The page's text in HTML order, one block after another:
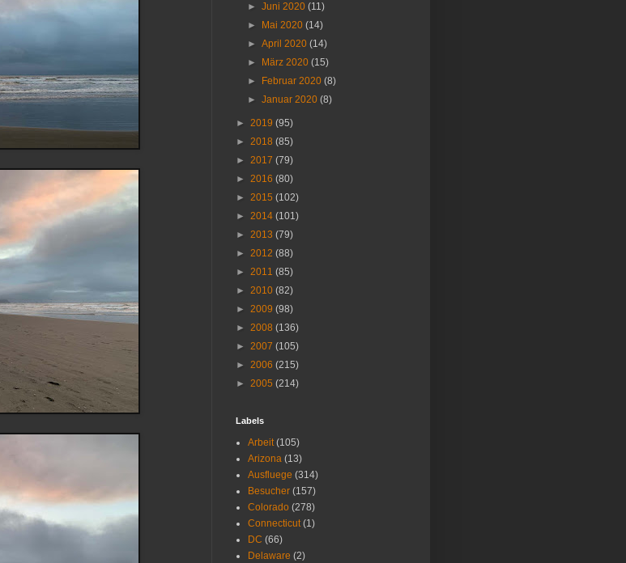
►Juni 2020(11)
►
Mai 2020(14)
►April 2020(14)
►
März 2020(15)
►
Februar 2020(8)
►Januar 2020(8)
► 2019 (95)
► 2018 (85)
► 2017 (79)
► 2016 (80)
► 2015 (102)
► 2014 (101)
► 2013 (79)
► 2012 (88)
► 2011 (85)
► 2010 (82)
► 2009 (98)
► 2008 (136)
► 2007 (105)
► 2006 (215)
► 2005 (214)
Labels
Arbeit (105)
Arizona (13)
Ausfluege (314)
Besucher (157)
Colorado (278)
Connecticut (1)
DC (66)
Delaware (2)